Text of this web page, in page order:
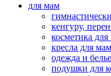
для мам
кенгуру,
косметика
кресла для
одежда и
подушки для